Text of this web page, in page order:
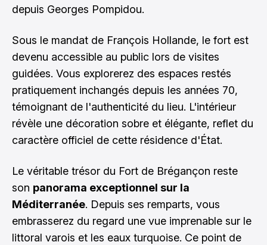
depuis Georges Pompidou.
Sous le mandat de François Hollande, le fort est
devenu accessible au public lors de visites
guidées. Vous explorerez des espaces restés
pratiquement inchangés depuis les années 70,
témoignant de l'authenticité du lieu. L'intérieur
révèle une décoration sobre et élégante, reflet du
caractère officiel de cette résidence d'État.
Le véritable trésor du Fort de Brégançon reste
son panorama exceptionnel sur la
Méditerranée. Depuis ses remparts, vous
embrasserez du regard une vue imprenable sur le
littoral varois et les eaux turquoise. Ce point de